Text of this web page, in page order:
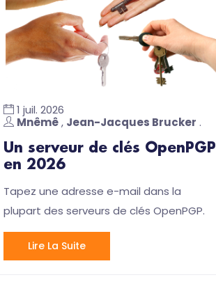
1 juil. 2026
Mnêmê, Jean-Jacques Brucker .
Un serveur de clés OpenPGP
en 2026
Tapez une adresse e-mail dans la
plupart des serveurs de clés OpenPGP.
Lire La Suite